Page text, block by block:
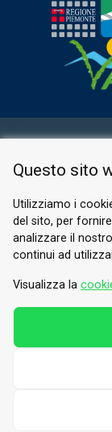
E-
Questo sito
Utilizziamo i
del sito, per
analizzare il
continui ad
Visualizza la